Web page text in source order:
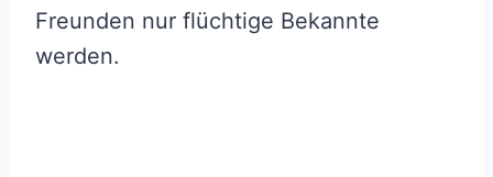
Freunden nur flüchtige Bekannte
werden.